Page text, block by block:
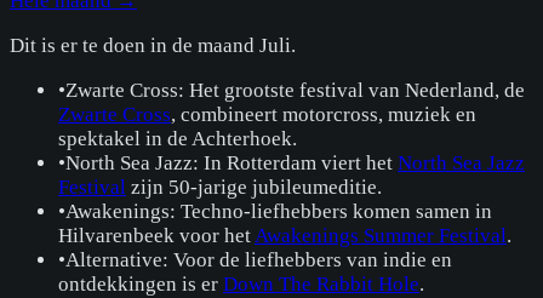
Dit is er te doen in de maand Juli.
•Zwarte Cross: Het grootste festival van Nederland, de
Zwarte Cross, combineert motorcross, muziek en
spektakel in de Achterhoek.
•North Sea Jazz: In Rotterdam viert het North Sea Jazz
Festival zijn 50-jarige jubileumeditie.
•Awakenings: Techno-liefhebbers komen samen in
Hilvarenbeek voor hetAwakenings Summer Festival.
•Alternative: Voor de liefhebbers van indie en
ontdekkingen is er Down The Rabbit Hole.